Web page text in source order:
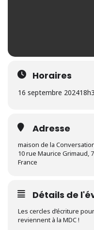
Horaires
16 septembre 2024
Adresse
maison de la
10 rue Maurice Grimaud,
France
Détails de
Les cercles d’écriture
reviennent à la MDC !